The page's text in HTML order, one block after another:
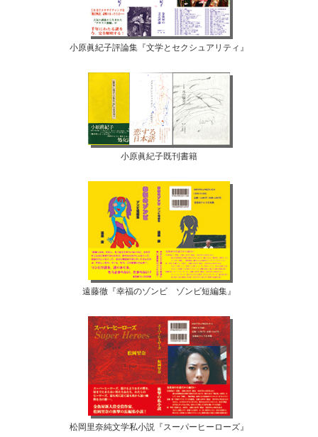
小原眞紀子評論集『文学とセクシュアリティ』
小原眞紀子既刊書籍
遠藤徹『幸福のゾンビ ゾンビ短編集』
松岡里奈純文学私小説『スーパーヒーローズ』